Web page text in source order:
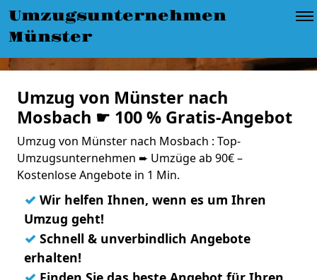
Umzugsunternehmen
Münster
Umzug von Münster nach
Mosbach ☛ 100 % Gratis-Angebot
Umzug von Münster nach Mosbach : Top-
Umzugsunternehmen ➨ Umzüge ab 90€ –
Kostenlose Angebote in 1 Min.
✓ Wir helfen Ihnen, wenn es um Ihren
Umzug geht!
✓ Schnell & unverbindlich Angebote
erhalten!